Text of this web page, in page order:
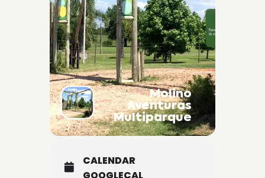
Molino
Aventuras
Multiparque
CALENDAR
GOOGLECAL